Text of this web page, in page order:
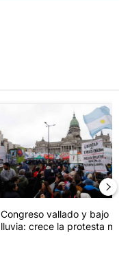
"La tensión frente al
Un artículo de tendencia
Congreso vallado y bajo la
lluvia: crece la protesta mi...